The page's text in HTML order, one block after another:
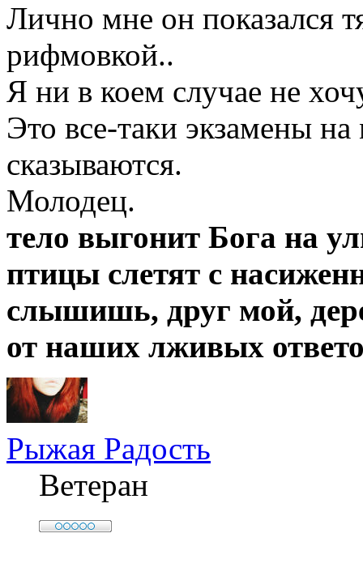
Лично мне он показался
рифмовкой..
Я ни в коем случае не
Это все-таки экзамены
сказываются.
Молодец.
тело выгонит Бога на
птицы слетят с
слышишь, друг мой,
от наших лживых
Рыжая Радость
Ветеран